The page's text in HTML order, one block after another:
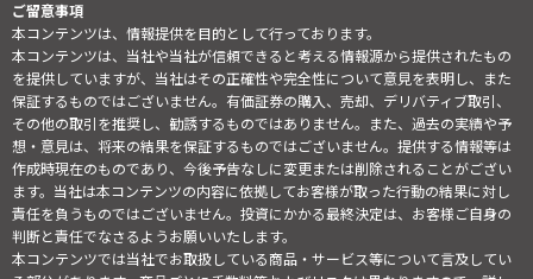
ご留意事項
本コンテンツは、情報提供を目的として行っております。
本コンテンツは、当社や当社が信頼できると考える情報源から提供されたもの
を提供していますが、当社はその正確性や完全性について意見を表明し、また
保証するものではございません。有価証券の購入、売却、デリバティブ取引、
その他の取引を推奨し、勧誘するものではありません。また、過去の実績や予
想・意見は、将来の結果を保証するものではございません。提供する情報等は
作成時現在のものであり、今後予告なしに変更または削除されることがござい
ます。当社は本コンテンツの内容に依拠してお客様が取った行動の結果に対し
責任を負うものではございません。投資にかかる最終決定は、お客様ご自身の
判断と責任でなさるようお願いいたします。
本コンテンツでは当社でお取扱している商品・サービス等について言及してい